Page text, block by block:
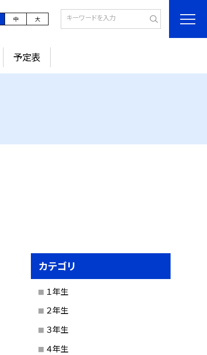
中 大
予定表
カテゴリ
１年生
２年生
３年生
４年生